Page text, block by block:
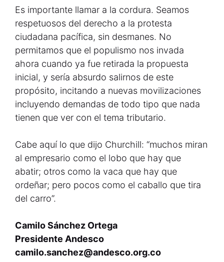
Es importante llamar a la cordura. Seamos
respetuosos del derecho a la protesta
ciudadana pacífica, sin desmanes. No
permitamos que el populismo nos invada
ahora cuando ya fue retirada la propuesta
inicial, y sería absurdo salirnos de este
propósito, incitando a nuevas movilizaciones
incluyendo demandas de todo tipo que nada
tienen que ver con el tema tributario.
Cabe aquí lo que dijo Churchill: “muchos miran
al empresario como el lobo que hay que
abatir; otros como la vaca que hay que
ordeñar; pero pocos como el caballo que tira
del carro”.
Camilo Sánchez Ortega
Presidente Andesco
camilo.sanchez@andesco.org.co